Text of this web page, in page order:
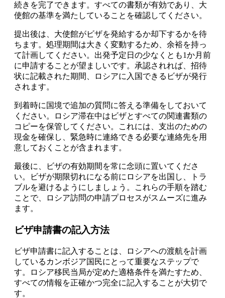
続きを完了できます。すべての書類が有効であり、大
使館の基準を満たしていることを確認してください。
提出後は、大使館がビザを発給するか却下するかを待
ちます。処理期間は大きく変動するため、余裕を持っ
て計画してください。出発予定日の少なくとも1か月前
に申請することが望ましいです。承認されれば、招待
状に記載された期間、ロシアに入国できるビザが発行
されます。
到着時に国境で追加の質問に答える準備をしておいて
ください。ロシア滞在中はビザとすべての関連書類の
コピーを保管してください。これには、支出のための
現金を確保し、緊急時に連絡できる必要な連絡先を用
意しておくことが含まれます。
最後に、ビザの有効期間を常に念頭に置いてくださ
い。ビザが期限切れになる前にロシアを出国し、トラ
ブルを避けるようにしましょう。これらの手順を踏む
ことで、ロシア訪問の申請プロセスがスムーズに進み
ます。
ビザ申請書の記入方法
ビザ申請書に記入することは、ロシアへの渡航を計画
しているカンボジア国民にとって重要なステップで
す。ロシア移民当局が定めた適格条件を満たすため、
すべての情報を正確かつ完全に記入することが大切で
す。